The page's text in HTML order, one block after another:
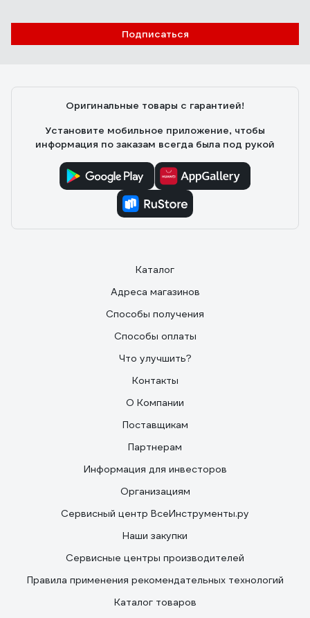
Подписаться
Оригинальные товары с гарантией!
Установите мобильное приложение, чтобы
информация по заказам всегда была под рукой
Каталог
Адреса магазинов
Способы получения
Способы оплаты
Что улучшить?
Контакты
О Компании
Поставщикам
Партнерам
Информация для инвесторов
Организациям
Сервисный центр ВсеИнструменты.ру
Наши закупки
Сервисные центры производителей
Правила применения рекомендательных технологий
Каталог товаров